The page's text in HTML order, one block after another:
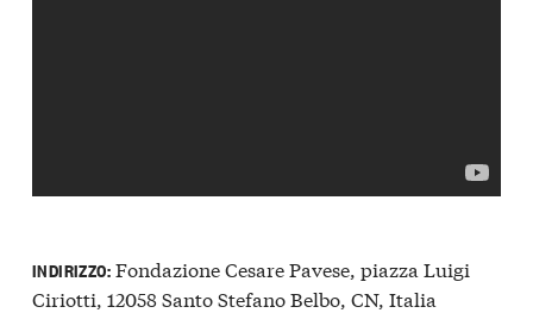
INDIRIZZO:Fondazione Cesare Pavese, piazza Luigi
Ciriotti, 12058 Santo Stefano Belbo, CN, Italia